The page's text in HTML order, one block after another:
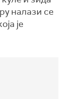
налази се
је